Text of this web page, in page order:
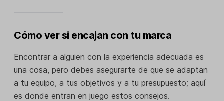
Cómo ver si encajan con tu marca
Encontrar a alguien con la experiencia adecuada es
una cosa, pero debes asegurarte de que se adaptan
a tu equipo, a tus objetivos y a tu presupuesto; aquí
es donde entran en juego estos consejos.